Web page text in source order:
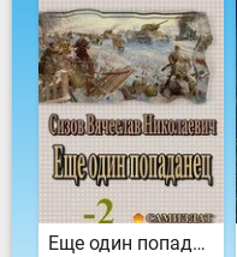
Eще один попаданец. часть 2